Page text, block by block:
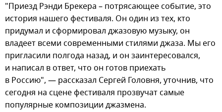
"Приезд Рэнди Брекера – потрясающее событие, это
история нашего фестиваля. Он один из тех, кто
придумал и сформировал джазовую музыку, он
владеет всеми современными стилями джаза. Мы его
пригласили полгода назад, и он заинтересовался,
и написал в ответ, что он готов приехать
в Россию", — рассказал Сергей Головня, уточнив, что
сегодня на сцене фестиваля прозвучат самые
популярные композиции джазмена.